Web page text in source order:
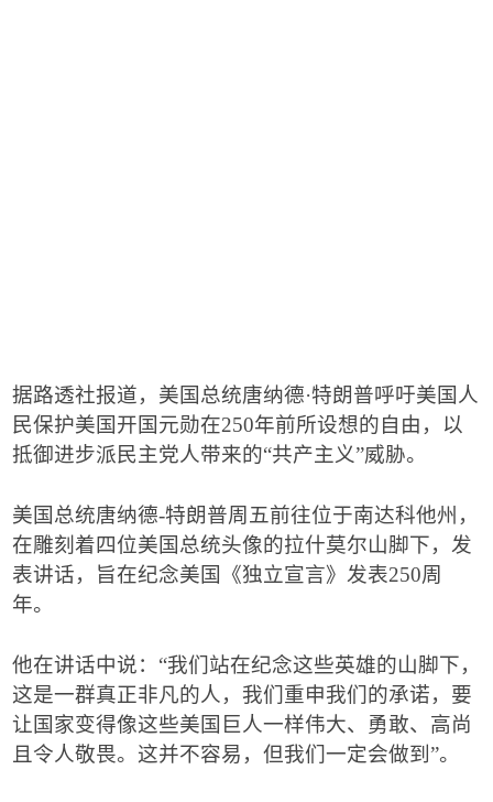
据路透社报道，美国总统唐纳德·特朗普呼吁美国人
民保护美国开国元勋在250年前所设想的自由，以
抵御进步派民主党人带来的“共产主义”威胁。
美国总统唐纳德-特朗普周五前往位于南达科他州，
在雕刻着四位美国总统头像的拉什莫尔山脚下，发
表讲话，旨在纪念美国《独立宣言》发表250周
年。
他在讲话中说： “我们站在纪念这些英雄的山脚下，
这是一群真正非凡的人，我们重申我们的承诺，要
让国家变得像这些美国巨人一样伟大、勇敢、高尚
且令人敬畏。这并不容易，但我们一定会做到 ”。